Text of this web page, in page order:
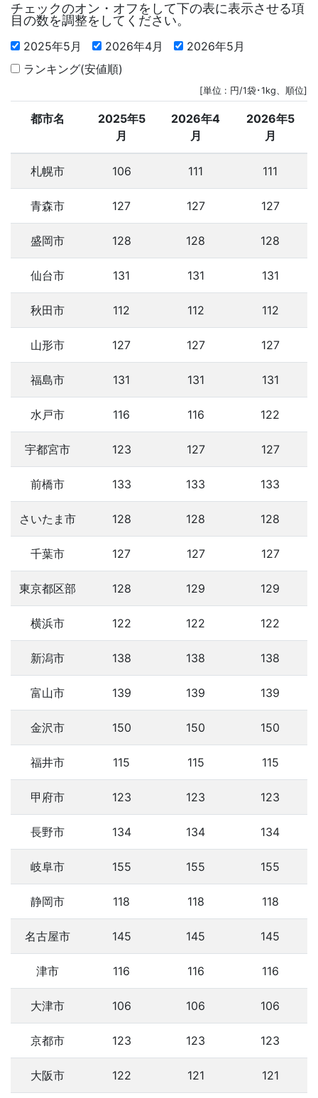
チェックのオン・オフをして下の表に表示させる項
目の数を調整をしてください。
2025年5月 2026年4月
2026年5月
ランキング(安値順)
[単位 : 円/1袋･1kg、順位]
都市名
2025年5
月
2026年4
月
2026年5
月
札幌市 106 111 111
青森市 127 127 127
盛岡市 128 128 128
仙台市 131 131 131
秋田市 112 112 112
山形市 127 127 127
福島市 131 131 131
水戸市 116 116 122
宇都宮市 123 127 127
前橋市 133 133 133
さいたま市 128 128 128
千葉市 127 127 127
東京都区部 128 129 129
横浜市 122 122 122
新潟市 138 138 138
富山市 139 139 139
金沢市 150 150 150
福井市 115 115 115
甲府市 123 123 123
長野市 134 134 134
岐阜市 155 155 155
静岡市 118 118 118
名古屋市 145 145 145
津市 116 116 116
大津市 106 106 106
京都市 123 123 123
大阪市 122 121 121